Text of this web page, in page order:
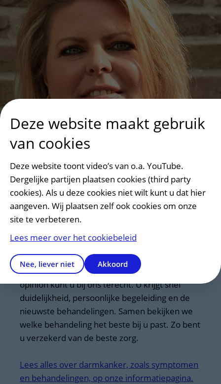
Tamara Kievith
De beste zorg bij darmkanker
Bij UMC Utrecht staat een gespecialiseerd
team voor u klaar. Ook bij complexe
darmkanker, uitzaaiingen of een second
opinion kunt u bij ons terecht. U krijgt snel
duidelijkheid, persoonlijke begeleiding en de
nieuwste behandelingen. Samen bekijken we
welke behandeling het beste bij u past. Zo bent
u verzekerd van de beste zorg.
Lees alles over darmkanker, zoals symptomen
en behandelingen, op onze informatiepagina.
Deze website maakt gebruik
van cookies
Deze website toont video’s van o.a. YouTube.
Dergelijke partijen plaatsen cookies (third party
cookies). Als u deze cookies niet wilt kunt u dat hier
aangeven. Wij plaatsen zelf ook cookies om onze
site te verbeteren.
Lees meer over het cookiebeleid
Nee, liever niet Akkoord